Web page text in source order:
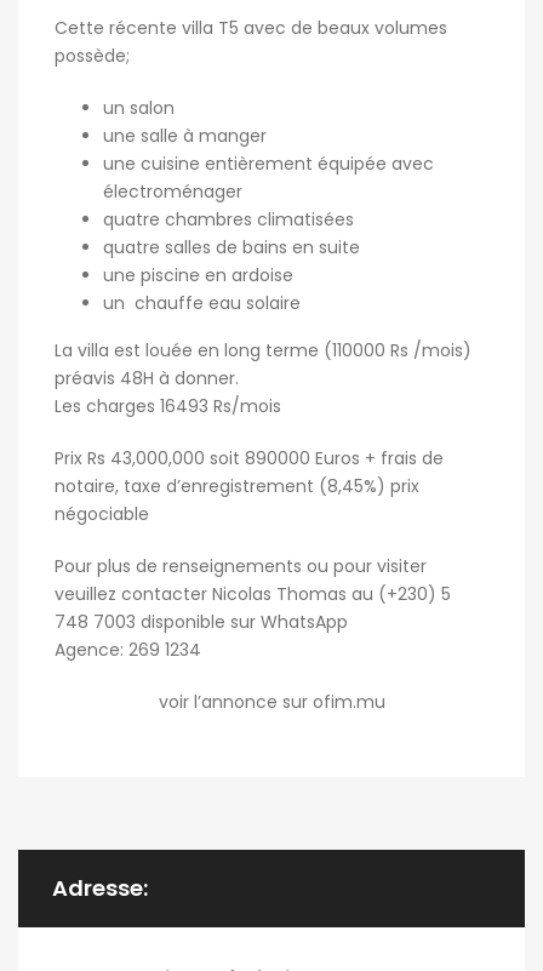
Cette récente villa T5 avec de beaux volumes
possède;
un salon
une salle à manger
une cuisine entièrement équipée avec
électroménager
quatre chambres climatisées
quatre salles de bains en suite
une piscine en ardoise
un chauffe eau solaire
La villa est louée en long terme (110000 Rs /mois)
préavis 48H à donner.
Les charges 16493 Rs/mois
Prix Rs 43,000,000 soit 890000 Euros + frais de
notaire, taxe d’enregistrement (8,45%) prix
négociable
Pour plus de renseignements ou pour visiter
veuillez contacter Nicolas Thomas au (+230) 5
748 7003 disponible sur WhatsApp
Agence: 269 1234
voir l’annonce sur ofim.mu
Adresse: